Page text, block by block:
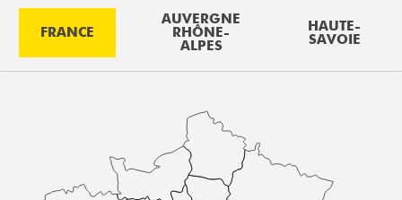
FRANCE
AUVERGNE
RHÔNE-
ALPES
HAUTE-
SAVOIE